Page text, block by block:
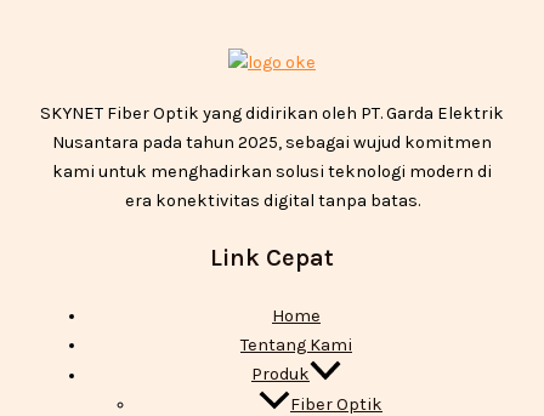
SKYNET Fiber Optik yang didirikan oleh PT. Garda Elektrik
Nusantara pada tahun 2025, sebagai wujud komitmen
kami untuk menghadirkan solusi teknologi modern di
era konektivitas digital tanpa batas.
Link Cepat
Home
Tentang Kami
Produk
Fiber Optik